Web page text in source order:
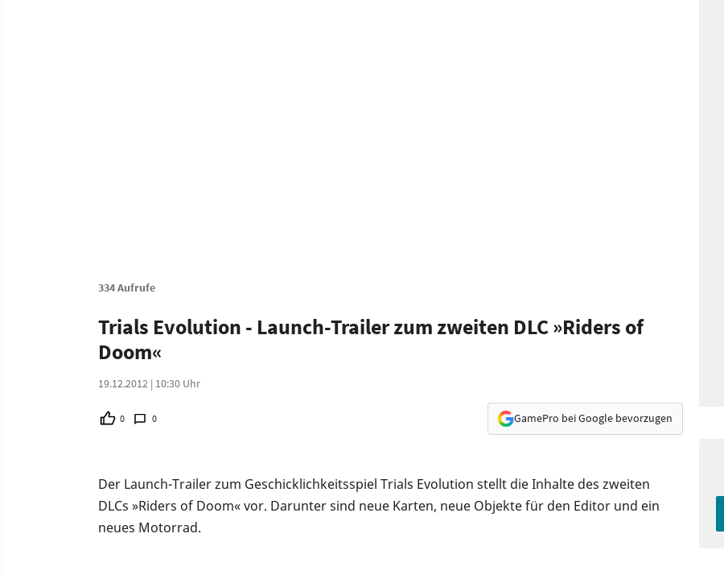
334 Aufrufe
Trials Evolution - Launch-Trailer zum zweiten DLC »Riders of
Doom«
19.12.2012 | 10:30 Uhr
0 0 GamePro bei Google bevorzugen
Der Launch-Trailer zum Geschicklichkeitsspiel Trials Evolution stellt die Inhalte des zweiten
DLCs »Riders of Doom« vor. Darunter sind neue Karten, neue Objekte für den Editor und ein
neues Motorrad.